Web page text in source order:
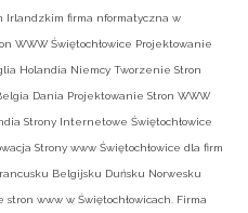
Irlandzkim firma nformatyczna w
WWW Świętochłowice Projektowanie
Holandia Niemcy Tworzenie Stron
Dania Projektowanie Stron WWW
Strony Internetowe Świętochłowice
Strony www Świętochłowice dla firm
Belgijsku Duńsku Norwesku
www w Świętochłowicach. Firma